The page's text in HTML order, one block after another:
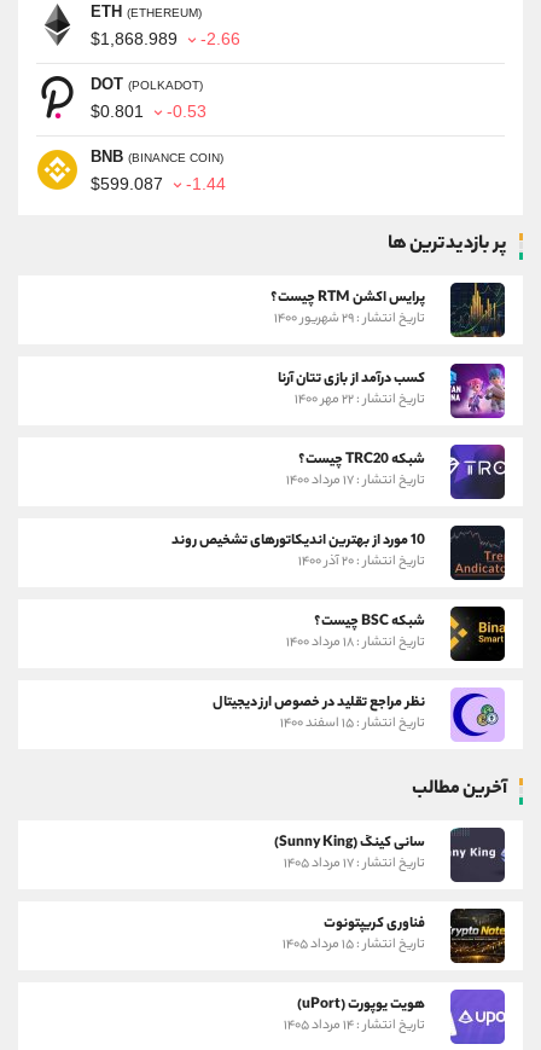
ETH (ETHEREUM)
$1,868.989 -2.66
DOT (POLKADOT)
$0.801 -0.53
BNB (BINANCE COIN)
$599.087 -1.44
پر بازدیدترین ها
پرایس اکشن RTM چیست؟
تاریخ انتشار : ۲۹ شهریور ۱۴۰۰
کسب درآمد از بازی تتان آرنا
تاریخ انتشار : ۲۲ مهر ۱۴۰۰
شبکه TRC20 چیست؟
تاریخ انتشار : ۱۷ مرداد ۱۴۰۰
10 مورد از بهترین اندیکاتورهای تشخیص روند
تاریخ انتشار : ۲۰ آذر ۱۴۰۰
شبکه BSC چیست؟
تاریخ انتشار : ۱۸ مرداد ۱۴۰۰
نظر مراجع تقلید در خصوص ارز دیجیتال
تاریخ انتشار : ۱۵ اسفند ۱۴۰۰
آخرین مطالب
سانی کینگ (Sunny King)
تاریخ انتشار : ۱۷ مرداد ۱۴۰۵
فناوری کریپتونوت
تاریخ انتشار : ۱۵ مرداد ۱۴۰۵
هویت یوپورت (uPort)
تاریخ انتشار : ۱۴ مرداد ۱۴۰۵